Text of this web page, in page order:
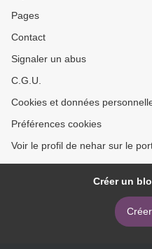
Pages
Contact
Signaler un abus
C.G.U.
Cookies et données
Préférences cookies
Voir le profil de nehar sur le
Créer un